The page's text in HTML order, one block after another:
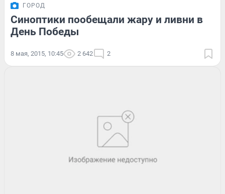
ГОРОД
Синоптики пообещали жару и ливни в
День Победы
8 мая, 2015, 10:45 2 642 2